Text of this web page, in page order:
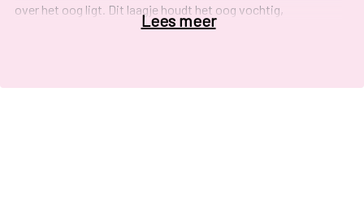
over het oog ligt. Dit laagje houdt het oog vochtig,
beschermt tegen vuil en schadelijke micro-organismen. Het
Lees meer